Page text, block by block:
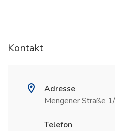
Kontakt
Adresse
Mengener Straße
Telefon